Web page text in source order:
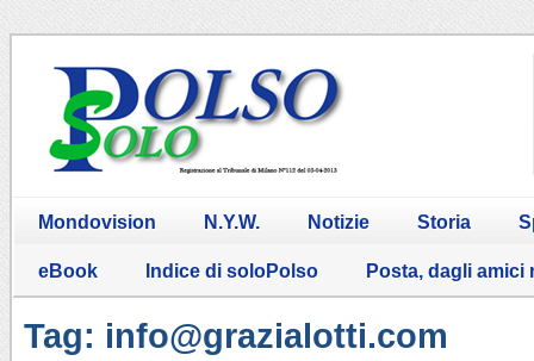
Mondovision N.Y.W. Notizie Storia
eBook Indice di soloPolso Posta, dagli amici
Tag: info@grazialotti.com